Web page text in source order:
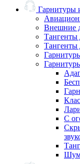
Гарнитуры
Внешние
Тангенты
Тангенты
С